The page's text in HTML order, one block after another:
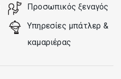
Προσωπικός ξεναγός
Υπηρεσίες μπάτλερ &
καμαριέρας